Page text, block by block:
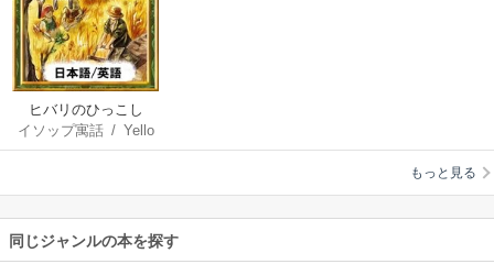
ヒバリのひっこし
【日本語/英語版】
イソップ寓話/ Yello
wBirdProject/かつ
恵理子
もっと見る
同じジャンルの本を探す